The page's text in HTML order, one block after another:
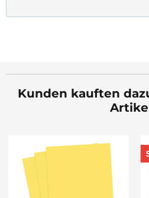
Kunden kauften